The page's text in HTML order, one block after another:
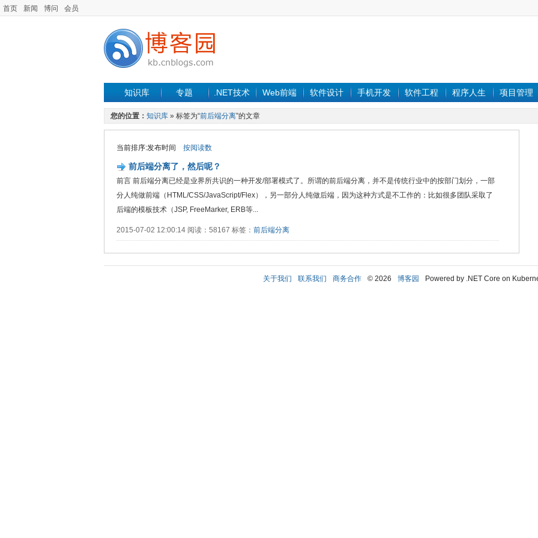
首页 新闻 博问 会员
知识库 专题 .NET技术 Web前端 软件设计 手机开发 软件工程 程序人生 项目管理
您的位置： 知识库 » 标签为“前后端分离”的文章
当前排序:发布时间 按阅读数
前后端分离了，然后呢？
前言 前后端分离已经是业界所共识的一种开发/部署模式了。所谓的前后端分离，并不是传统行业中的按部门划分，一部
分人纯做前端（HTML/CSS/JavaScript/Flex），另一部分人纯做后端，因为这种方式是不工作的：比如很多团队采取了
后端的模板技术（JSP, FreeMarker, ERB等...
2015-07-02 12:00:14 阅读：58167 标签： 前后端分离
关于我们 联系我们 商务合作 © 2026 博客园 Powered by .NET Core on